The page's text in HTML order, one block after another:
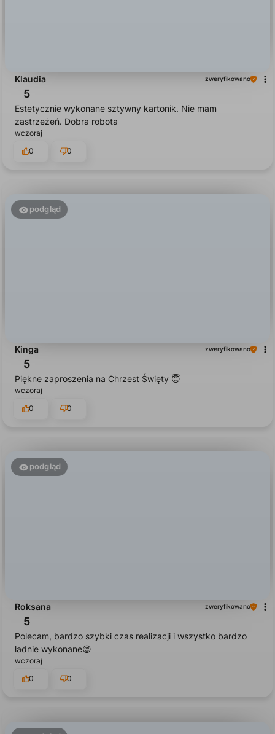
Klaudia zweryfikowano
5
Estetycznie wykonane sztywny kartonik. Nie mam
zastrzeżeń. Dobra robota
wczoraj
0
0
podgląd
Kinga zweryfikowano
5
Piękne zaproszenia na Chrzest Święty 😇
wczoraj
0
0
podgląd
Roksana zweryfikowano
5
Polecam, bardzo szybki czas realizacji i wszystko bardzo
ładnie wykonane😊
wczoraj
0
0